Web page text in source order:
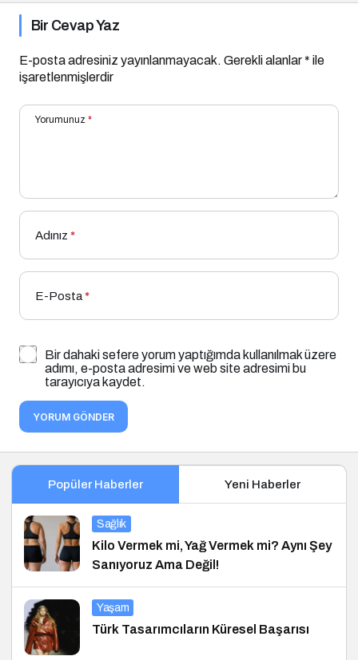
Bir Cevap Yaz
E-posta adresiniz yayınlanmayacak. Gerekli alanlar* ile
işaretlenmişlerdir
Yorumunuz *
Adınız *
E-Posta*
Bir dahaki sefere yorum yaptığımda kullanılmak üzere
adımı, e-posta adresimi ve web site adresimi bu
tarayıcıya kaydet.
YORUM GÖNDER
Popüler Haberler Yeni Haberler
Sağlık
Kilo Vermek mi, Yağ Vermek mi? Aynı Şey
Sanıyoruz Ama Değil!
Yaşam
Türk Tasarımcıların Küresel Başarısı